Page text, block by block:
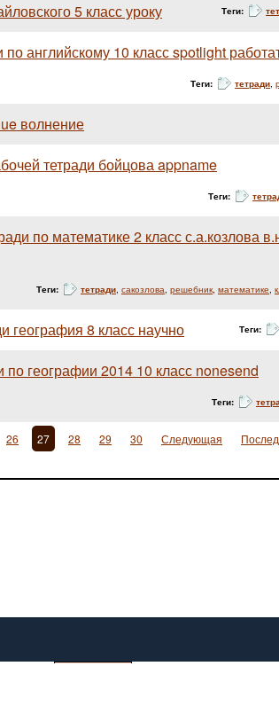
5 класс уроку Теги:
английскому 10 класс spotlight
Теги: тетради,
волнение
тетради бойцова appname
Теги:
по математике 2 класс с.а.козлова
Теги: тетради, сакозлова, решебник, математике,
география 8 класс научно Теги:
географии 2014 10 класс nonesend
Теги:
26 27 28 29 30 Следующая